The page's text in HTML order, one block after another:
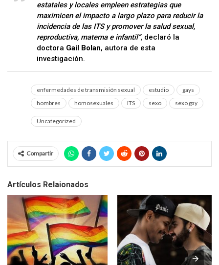
estatales y locales empleen estrategias que
maximicen el impacto a largo plazo para reducir la
incidencia de las ITS y promover la salud sexual,
reproductiva, materna e infantil”, declaró la
doctora Gail Bolan, autora de esta
investigación.
enfermedades de transmisión sexual estudio
gays
hombres
homosexuales ITS sexo sexo gay
Uncategorized
Compartir
Artículos Relaionados